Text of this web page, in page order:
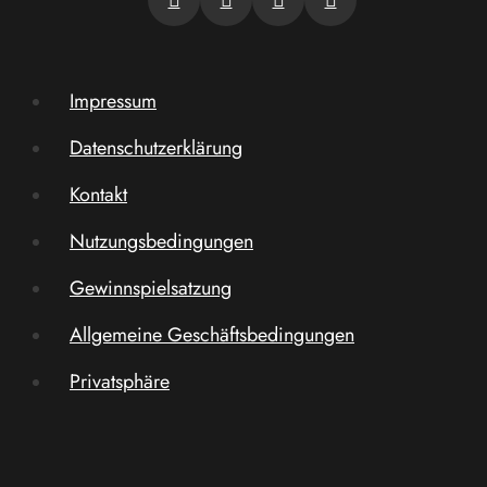
Impressum
Datenschutzerklärung
Kontakt
Nutzungsbedingungen
Gewinnspielsatzung
Allgemeine Geschäftsbedingungen
Privatsphäre